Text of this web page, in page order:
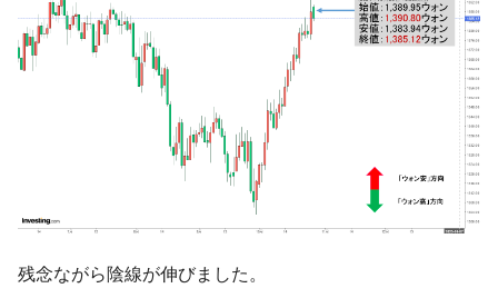
『Money1』
中国だけが鉄鋼輸出を異常増加させる ⇒ 中
国の過剰生産が世界を蝕む。
『Money1』
韓国製造業「半導体絶好調」のウラで他業
種は全般的「不調」⇒ PSIが示す現況は決して良くない。
【米韓激突案件】韓国消費者院が『クーパ
ン』1人当たり賠償10万ウォンを認定 ⇒ 総額3兆7,000億
韓国で猛暑。南東部では干ばつ
『Money1』
韓国型イージス搭載の次世代駆逐艦
残念ながら陰線が伸びました。